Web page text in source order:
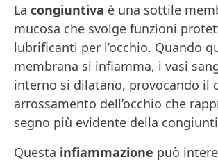
La congiuntiva è una sottile
mucosa che svolge funzioni
lubrificanti per l’occhio. Quando
membrana si infiamma, i vasi
interno si dilatano, provocando il
arrossamento dell’occhio che
segno più evidente della
Questa infiammazione può